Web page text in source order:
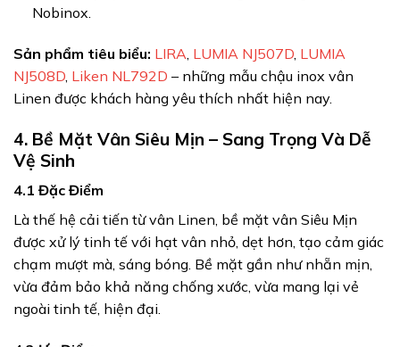
Nobinox.
Sản phẩm tiêu biểu: LIRA LUMIA NJ507D LUMIA
NJ508D Liken NL792D – những mẫu chậu inox vân
Linen được khách hàng yêu thích nhất hiện nay.
4. Bề Mặt Vân Siêu Mịn – Sang Trọng Và Dễ
Vệ Sinh
4.1 Đặc Điểm
Là thế hệ cải tiến từ vân Linen, bề mặt vân Siêu Mịn
được xử lý tinh tế với hạt vân nhỏ, dẹt hơn, tạo cảm giác
chạm mượt mà, sáng bóng. Bề mặt gần như nhẵn mịn,
vừa đảm bảo khả năng chống xước, vừa mang lại vẻ
ngoài tinh tế, hiện đại.